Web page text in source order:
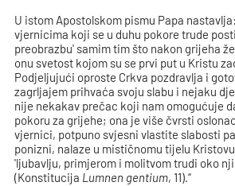
U istom Apostolskom pismu Papa
vjernicima koji se u duhu pokore trude
preobrazbu' samim tim što nakon grijeha
onu svetost kojom su se prvi put u Kristu
Podjeljujući oproste Crkva pozdravlja i
zagrljajem prihvaća svoju slabu i nejaku
nije nekakav prečac koji nam omogućuje
pokoru za grijehe; ona je više čvrsti
vjernici, potpuno svjesni vlastite slabosti
ponizni, nalaze u mističnomu tijelu
'ljubavlju, primjerom i molitvom trudi oko
(Konstitucija Lumnen gentium, 11).“